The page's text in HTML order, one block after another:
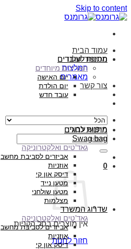
Skip to content
עמוד הבית
הסיפור שלנו
המלצות
מאמרים
צור קשר
חיפוש עבור:
0
אין מוצרים בסל הקניות.
חזור לחנות
מתנות לעובדים
תאריכים מיוחדים
יום האישה
יום הולדת
עובד חדש
מתנות לחגים
Swag bag
גאד’טים ואלקטרוניקה
אביזרים לסביבת מחשב
אוזניות
דיסק און קי
מטען נייד
מטען שולחני
מצלמות
שדרוג המשרד
גאד’טים ואלקטרוניקה
אביזרים לסביבת מחשב
אוזניות
דיסק און קי